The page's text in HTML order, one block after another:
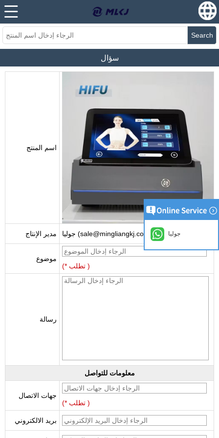
Search
سؤال
اسم المنتج
مدير الإنتاج جوليا (sale@mingliangkj.com)
موضوع
(* تطلب )
رسالة
معلومات للتواصل
جهات الاتصال
(* تطلب )
بريد الالكتروني
جوليا